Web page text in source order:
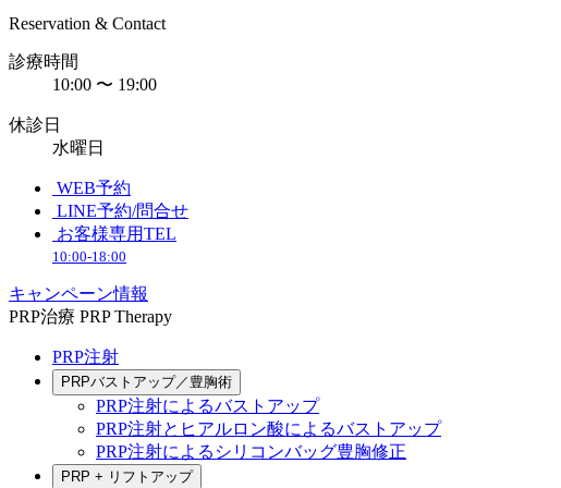
Reservation & Contact
診療時間
10:00 〜 19:00
休診日
水曜日
WEB予約
LINE予約/問合せ
お客様専用TEL
10:00-18:00
キャンペーン情報
PRP治療 PRP Therapy
PRP注射
PRPバストアップ／豊胸術
PRP注射によるバストアップ
PRP注射とヒアルロン酸によるバストアップ
PRP注射によるシリコンバッグ豊胸修正
PRP + リフトアップ